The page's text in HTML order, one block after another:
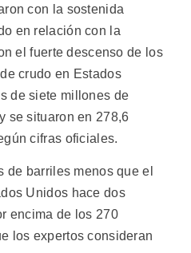
con la sostenida
en relación con la
el fuerte descenso de los
crudo en Estados
de siete millones de
se situaron en 278,6
cifras oficiales.
de barriles menos que el
Unidos hace dos
encima de los 270
los expertos consideran